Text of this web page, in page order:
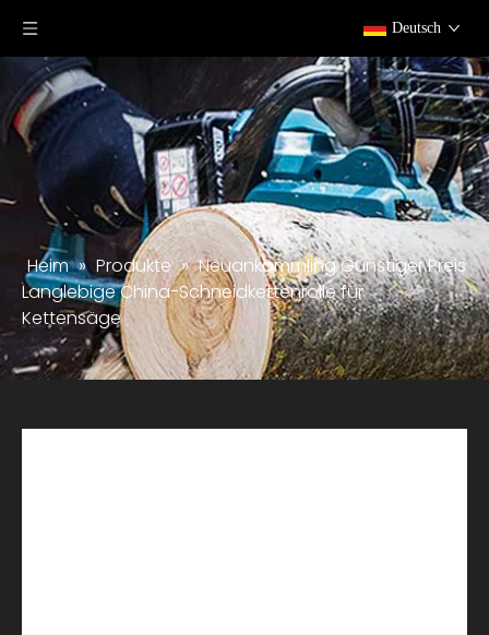
Deutsch
Heim » Produkte » Neuankömmling Günstiger Preis
Langlebige China-Schneidkettenrolle für
Kettensäge